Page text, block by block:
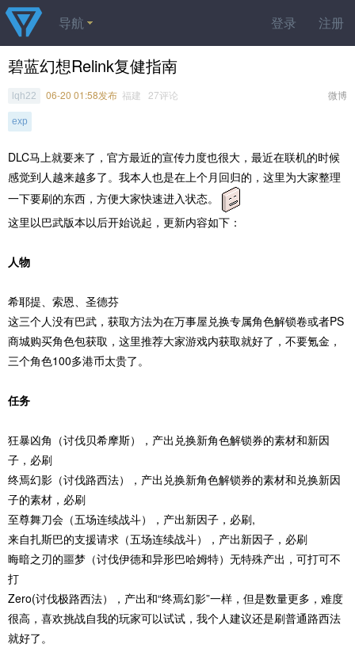
登录 注册
导航
碧蓝幻想Relink复健指南
微博
lqh22 06-20 01:58发布 福建 27评论
exp
DLC马上就要来了，官方最近的宣传力度也很大，最近在联机的时候
感觉到人越来越多了。我本人也是在上个月回归的，这里为大家整理
一下要刷的东西，方便大家快速进入状态。
这里以巴武版本以后开始说起，更新内容如下：
人物
希耶提、索恩、圣德芬
这三个人没有巴武，获取方法为在万事屋兑换专属角色解锁卷或者PS
商城购买角色包获取，这里推荐大家游戏内获取就好了，不要氪金，
三个角色100多港币太贵了。
任务
狂暴凶角（讨伐贝希摩斯），产出兑换新角色解锁券的素材和新因
子，必刷
终焉幻影（讨伐路西法），产出兑换新角色解锁券的素材和兑换新因
子的素材，必刷
至尊舞刀会（五场连续战斗），产出新因子，必刷,
来自扎斯巴的支援请求（五场连续战斗），产出新因子，必刷
晦暗之刃的噩梦（讨伐伊德和异形巴哈姆特）无特殊产出，可打可不
打
Zero(讨伐极路西法），产出和“终焉幻影”一样，但是数量更多，难度
很高，喜欢挑战自我的玩家可以试试，我个人建议还是刷普通路西法
就好了。